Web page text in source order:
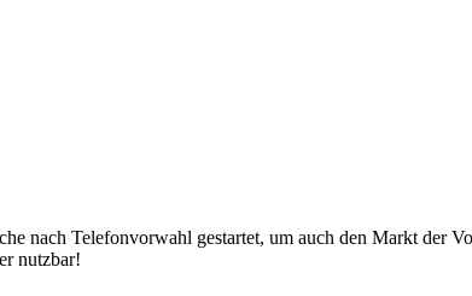
nach Telefonvorwahl gestartet, um auch den Markt der
nutzbar!